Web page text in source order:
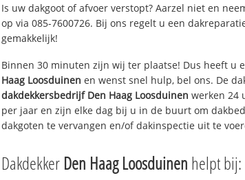
Is uw dakgoot of afvoer verstopt? Aarzel niet en
op via 085-7600726. Bij ons regelt u een
gemakkelijk!
Binnen 30 minuten zijn wij ter plaatse! Dus heeft u
Haag Loosduinen en wenst snel hulp, bel ons. De
dakdekkersbedrijf Den Haag Loosduinen werken 24
per jaar en zijn elke dag bij u in de buurt om
dakgoten te vervangen en/of dakinspectie uit te
Dakdekker Den Haag Loosduinen helpt bij: